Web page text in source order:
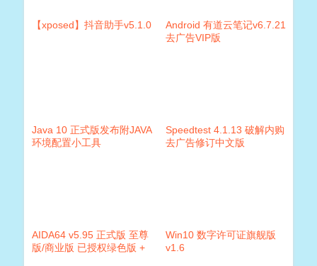
【xposed】抖音助手v5.1.0
Android 有道云笔记v6.7.21
去广告VIP版
Java 10 正式版发布附JAVA
环境配置小工具
Speedtest 4.1.13 破解内购
去广告修订中文版
AIDA64 v5.95 正式版 至尊
版/商业版 已授权绿色版 +
Win10 数字许可证旗舰版
v1.6